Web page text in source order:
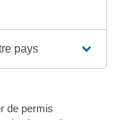
pays
de permis